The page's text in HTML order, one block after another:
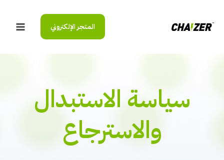
المحتوى
المتجر الإلكتروني
Main
سياسة الاستبدال
والاسترجاع